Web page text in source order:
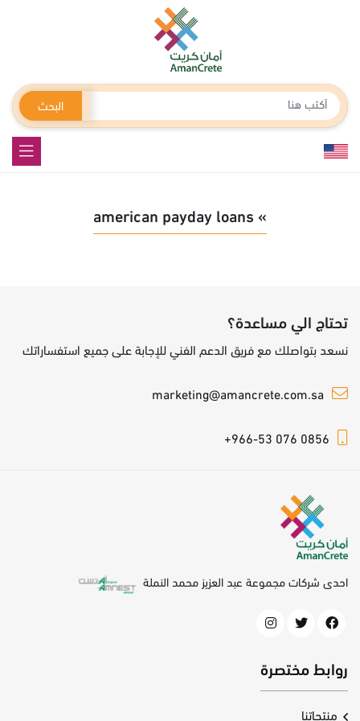
البحث
» american payday loans
تحتاج الي مساعدة؟
نسعد بتواصلك مع فريق الدعم الفني للإجابة على جميع استفساراتك
marketing@amancrete.com.sa
+966-53 076 0856
احدى شركات مجموعة عبد العزيز محمد النملة
روابط مختصرة
منتجاتنا